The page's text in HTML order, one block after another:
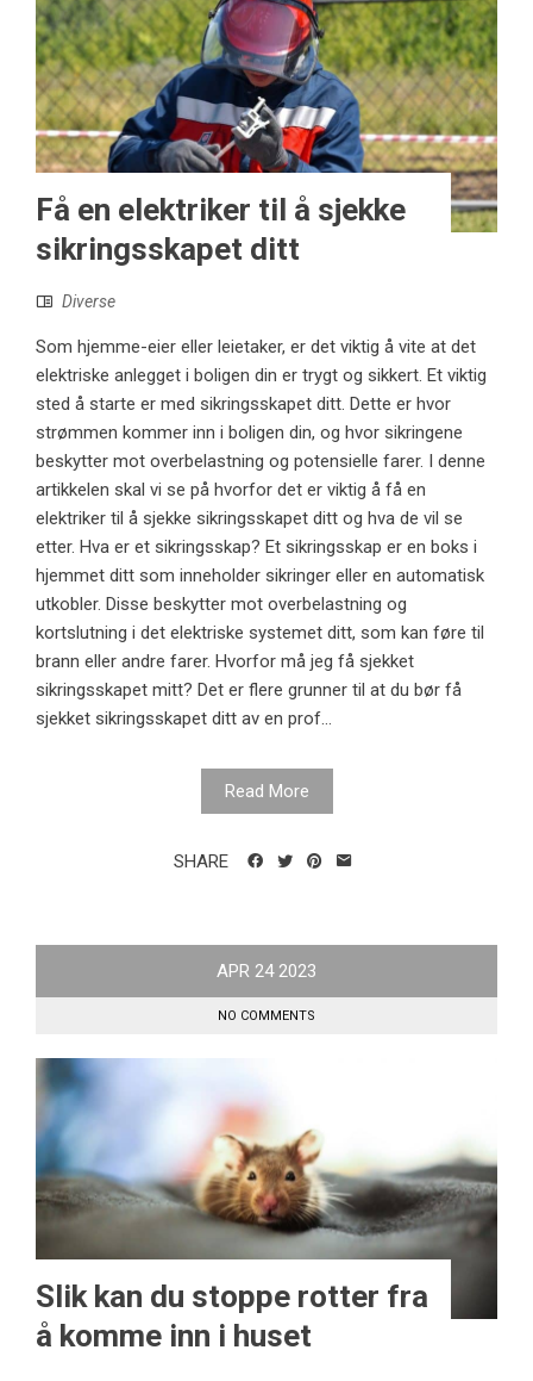
Få en elektriker til å sjekke
sikringsskapet ditt
Diverse
Som hjemme-eier eller leietaker, er det viktig å vite at det
elektriske anlegget i boligen din er trygt og sikkert. Et viktig
sted å starte er med sikringsskapet ditt. Dette er hvor
strømmen kommer inn i boligen din, og hvor sikringene
beskytter mot overbelastning og potensielle farer. I denne
artikkelen skal vi se på hvorfor det er viktig å få en
elektriker til å sjekke sikringsskapet ditt og hva de vil se
etter. Hva er et sikringsskap? Et sikringsskap er en boks i
hjemmet ditt som inneholder sikringer eller en automatisk
utkobler. Disse beskytter mot overbelastning og
kortslutning i det elektriske systemet ditt, som kan føre til
brann eller andre farer. Hvorfor må jeg få sjekket
sikringsskapet mitt? Det er flere grunner til at du bør få
sjekket sikringsskapet ditt av en prof...
Read More
SHARE
APR 24 2023
NO COMMENTS
Slik kan du stoppe rotter fra
å komme inn i huset